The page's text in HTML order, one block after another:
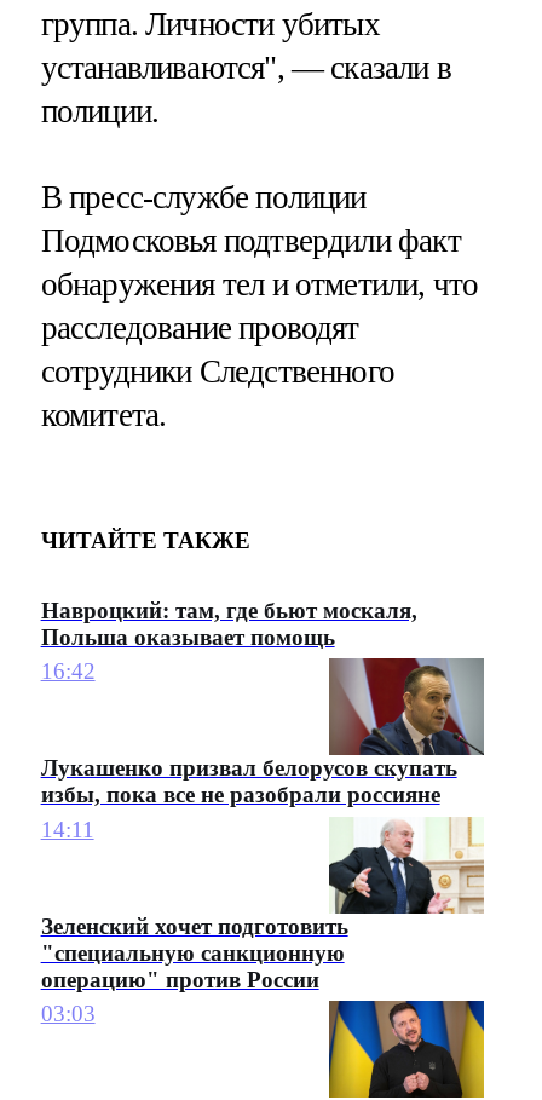
группа. Личности убитых
устанавливаются", — сказали в
полиции.
В пресс-службе полиции
Подмосковья подтвердили факт
обнаружения тел и отметили, что
расследование проводят
сотрудники Следственного
комитета.
ЧИТАЙТЕ ТАКЖЕ
Навроцкий: там, где бьют москаля,
Польша оказывает помощь
16:42
Лукашенко призвал белорусов скупать
избы, пока все не разобрали россияне
14:11
Зеленский хочет подготовить
"специальную санкционную
операцию" против России
03:03